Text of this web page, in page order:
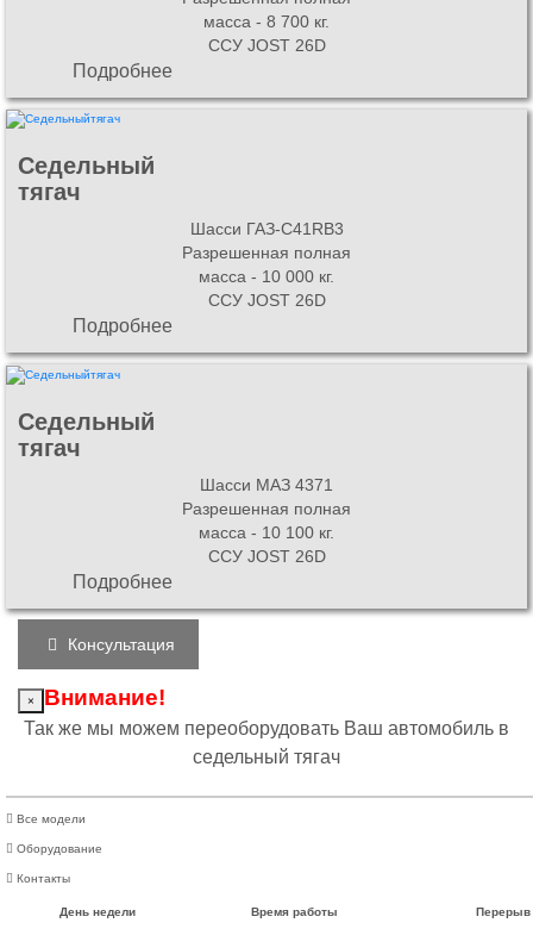
масса - 8 700 кг.
ССУ JOST 26D
Подробнее
Седельный
тягач
Шасси ГАЗ-C41RB3
Разрешенная полная
масса - 10 000 кг.
ССУ JOST 26D
Подробнее
Седельный
тягач
Шасси МАЗ 4371
Разрешенная полная
масса - 10 100 кг.
ССУ JOST 26D
Подробнее
Консультация
× Внимание!
Так же мы можем переоборудовать Ваш автомобиль в
седельный тягач
Все модели
Оборудование
Контакты
День недели Время работы
Перерыв